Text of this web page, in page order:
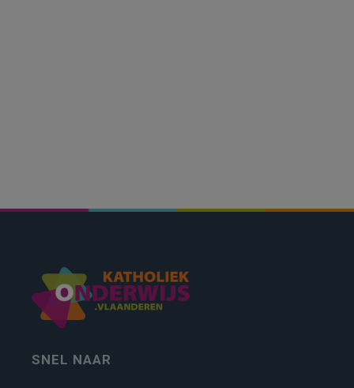
SNEL NAAR